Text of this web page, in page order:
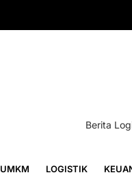
Berita
UMKM LOGISTIK